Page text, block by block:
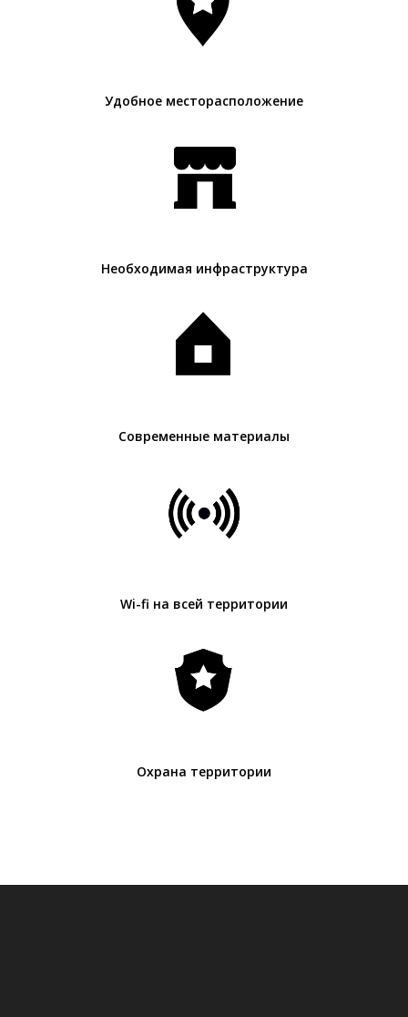
Удобное месторасположение
Необходимая инфраструктура
Современные материалы
Wi-fi на всей территории
Охрана территории